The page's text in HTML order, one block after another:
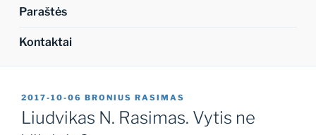
Paraštės
Kontaktai
PASKELBTA
2017-10-06 BRONIUS RASIMAS
Liudvikas N. Rasimas. Vytis ne